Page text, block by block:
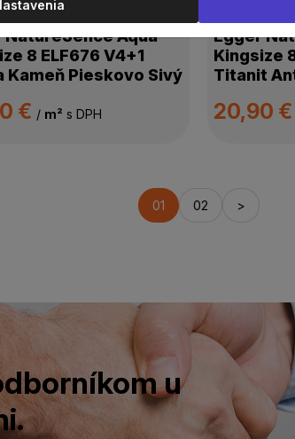
NatureSence Aqua
8 ELF676 V4+1
Kameň Pieskovo Sivý
€ / m² s DPH
Egger
Kingsize
Titanit
20,90 €
01 02 >
u